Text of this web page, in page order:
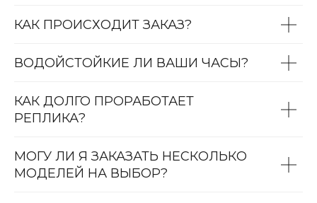
КАК ПРОИСХОДИТ ЗАКАЗ?
ВОДОЙСТОЙКИЕ ЛИ ВАШИ ЧАСЫ?
КАК ДОЛГО ПРОРАБОТАЕТ
РЕПЛИКА?
МОГУ ЛИ Я ЗАКАЗАТЬ НЕСКОЛЬКО
МОДЕЛЕЙ НА ВЫБОР?